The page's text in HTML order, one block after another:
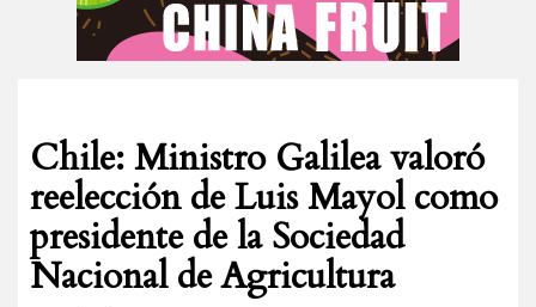
Chile: Ministro Galilea valoró
reelección de Luis Mayol como
presidente de la Sociedad
Nacional de Agricultura